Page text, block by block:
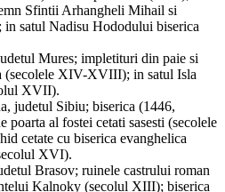
Sfintii Arhangheli Mihail si
satul Nadisu Hododului biserica
Mures; impletituri din paie si
(secolele XIV-XVIII); in satul Isla
XVII).
judetul Sibiu; biserica (1446,
poarta al fostei cetati sasesti (secolele
cetate cu biserica evanghelica
XVI).
Brasov; ruinele castrului roman
Kalnoky (secolul XIII); biserica